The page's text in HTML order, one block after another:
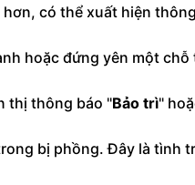
có thể xuất hiện
hoặc đứng yên một
thị thông báo "Bảo trì"
bị phồng. Đây là tình